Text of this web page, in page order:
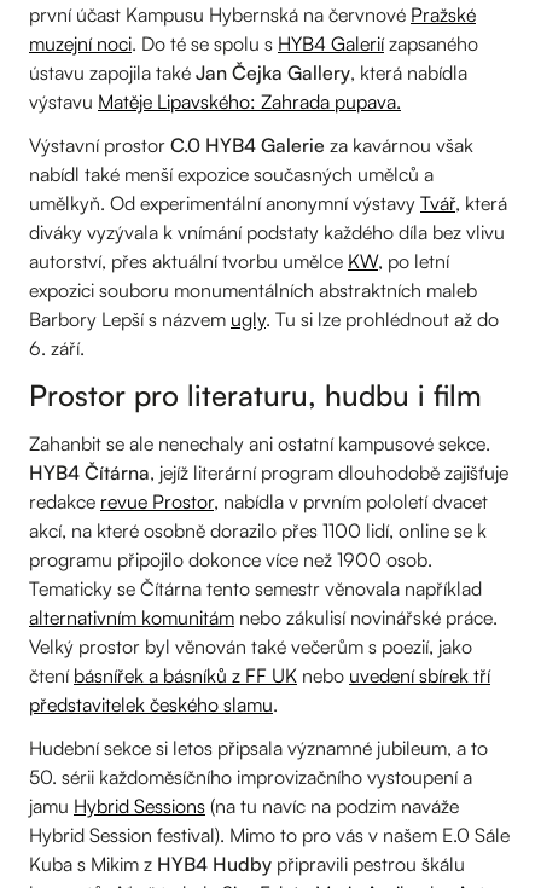
první účast Kampusu Hybernská na červnové Pražské
muzejní noci. Do té se spolu s HYB4 Galeriízapsaného
ústavu zapojila také Jan Čejka Gallery, která nabídla
výstavu Matěje Lipavského: Zahrada pupava.
Výstavní prostor C.0 HYB4 Galerie za kavárnou však
nabídl také menší expozice současných umělců a
umělkyň. Od experimentální anonymní výstavy Tvář, která
diváky vyzývala k vnímání podstaty každého díla bez vlivu
autorství, přes aktuální tvorbu umělce KW, po letní
expozici souboru monumentálních abstraktních maleb
Barbory Lepší s názvem ugly. Tu si lze prohlédnout až do
6. září.
Prostor pro literaturu, hudbu i film
Zahanbit se ale nenechaly ani ostatní kampusové sekce.
HYB4 Čítárna, jejíž literární program dlouhodobě zajišťuje
redakce revue Prostor, nabídla v prvním pololetí dvacet
akcí, na které osobně dorazilo přes 1100 lidí, online se k
programu připojilo dokonce více než 1900 osob.
Tematicky se Čítárna tento semestr věnovala například
alternativním komunitám nebo zákulisí novinářské práce.
Velký prostor byl věnován také večerům s poezií, jako
čtení básnířek a básníků z FF UK nebo uvedení sbírek tří
představitelek českého slamu.
Hudební sekce si letos připsala významné jubileum, a to
50. sérii každoměsíčního improvizačního vystoupení a
jamu Hybrid Sessions (na tu navíc na podzim naváže
Hybrid Session festival). Mimo to pro vás v našem E.0 Sále
Kuba s Mikim z HYB4 Hudby připravili pestrou škálu